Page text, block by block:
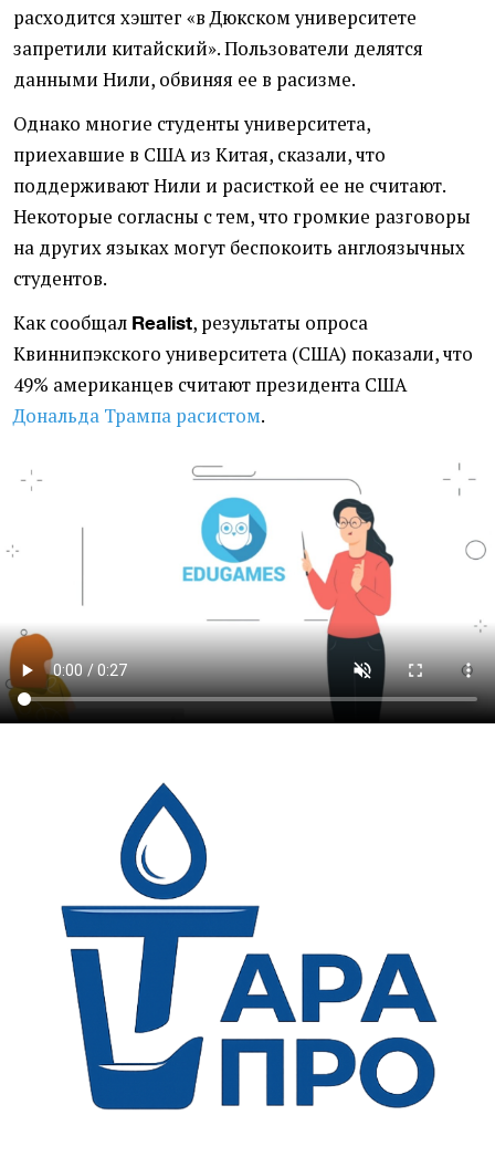
расходится хэштег «в Дюкском университете
запретили китайский». Пользователи делятся
данными Нили, обвиняя ее в расизме.
Однако многие студенты университета,
приехавшие в США из Китая, сказали, что
поддерживают Нили и расисткой ее не считают.
Некоторые согласны с тем, что громкие разговоры
на других языках могут беспокоить англоязычных
студентов.
Как сообщал Realist, результаты опроса
Квиннипэкского университета (США) показали, что
49% американцев считают президента США
Дональда Трампа расистом.